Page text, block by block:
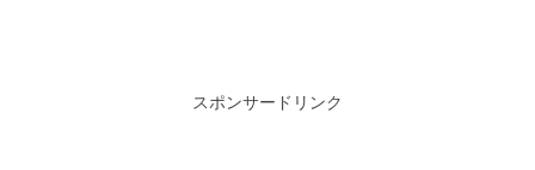
スポンサードリンク